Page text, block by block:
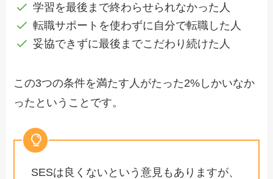
学習を最後まで終わらせられなかった人
転職サポートを使わずに自分で転職した人
妥協できずに最後までこだわり続けた人
この3つの条件を満たす人がたった2%しかいなか
ったということです。
SESは良くないという意見もありますが、